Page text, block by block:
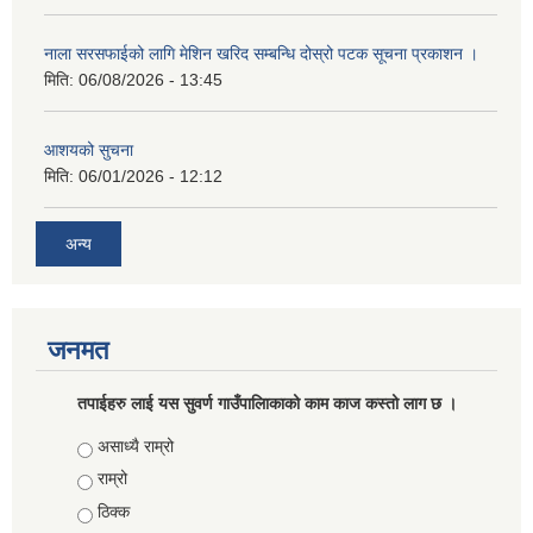
नाला सरसफाईको लागि मेशिन खरिद सम्बन्धि दोस्रो पटक सूचना प्रकाशन ।
मिति: 06/08/2026 - 13:45
आशयको सुचना
मिति: 06/01/2026 - 12:12
अन्य
जनमत
तपाईहरु लाई यस सुवर्ण गाउँपालिाकाको काम काज कस्तो लाग छ ।
Choices
असाध्यै राम्रो
राम्रो
ठिक्क